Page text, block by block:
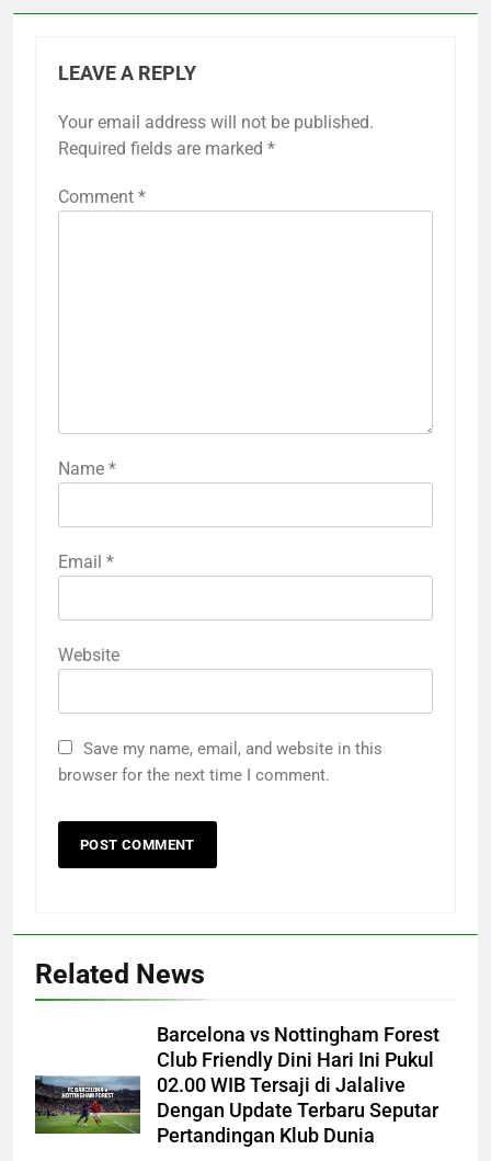
LEAVE A REPLY
Your email address will not be published.
Required fields are marked *
Comment *
Name *
Email *
Website
Save my name, email, and website in this
browser for the next time I comment.
Related News
Barcelona vs Nottingham Forest
Club Friendly Dini Hari Ini Pukul
02.00 WIB Tersaji di Jalalive
Dengan Update Terbaru Seputar
Pertandingan Klub Dunia